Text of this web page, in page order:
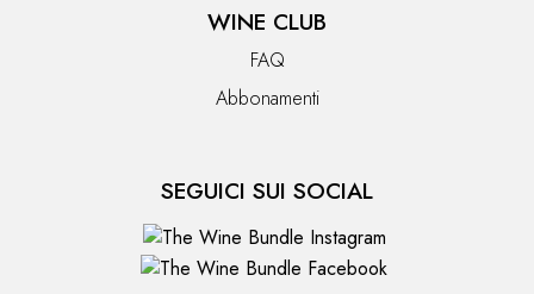
WINE CLUB
FAQ
Abbonamenti
SEGUICI SUI SOCIAL